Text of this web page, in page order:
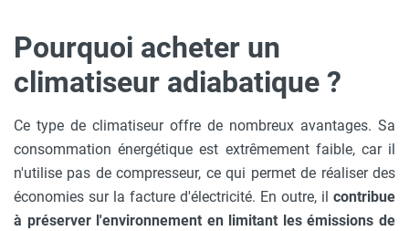
Pourquoi acheter un
climatiseur adiabatique ?
Ce type de climatiseur offre de nombreux avantages. Sa
consommation énergétique est extrêmement faible, car il
n'utilise pas de compresseur, ce qui permet de réaliser des
économies sur la facture d'électricité. En outre, il contribue
à préserver l'environnement en limitant les émissions de